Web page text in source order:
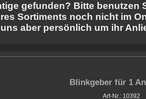
gefunden? Bitte benutzen
Sortiments noch nicht im
aber persönlich um ihr
Blinkgeber für 1
Art-Nr.: 10392